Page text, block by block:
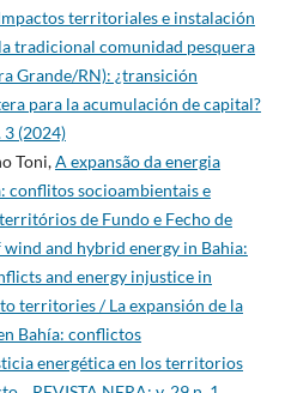
territoriales e instalación
tradicional comunidad pesquera
Grande/RN): ¿transición
para la acumulación de capital?
3 (2024)
Toni,A expansão da energia
conflitos socioambientais e
de Fundo e Fecho de
wind and hybrid energy in Bahia:
and energy injustice in
territories / La expansión de la
Bahía: conflictos
energética en los territorios